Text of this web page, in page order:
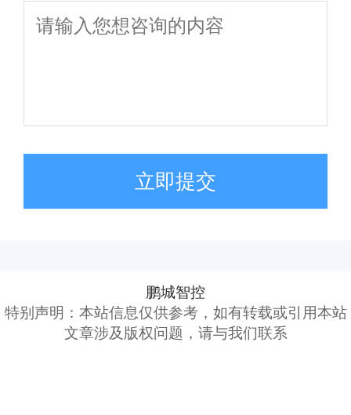
立即提交
鹏城智控
特别声明：本站信息仅供参考，如有转载或引用本站
文章涉及版权问题，请与我们联系